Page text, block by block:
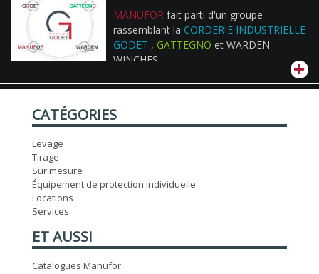
MANUFORfait parti d'un groupe
rassemblant la CORDERIE INDUSTRIELLE
GODET , GATTEGNO et WARDEN
WINCHES
CATÉGORIES
Levage
Tirage
Sur mesure
Équipement de protection individuelle
Locations
Services
ET AUSSI
Catalogues Manufor